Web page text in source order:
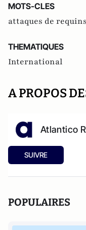
MOTS-CLES
attaques de
THEMATIQUES
International
A PROPOS
Atlantico
SUIVRE
POPULAIRES